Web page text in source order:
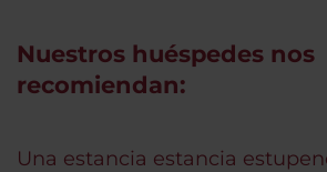
Nuestros huéspedes nos
recomiendan:
Una estancia estancia